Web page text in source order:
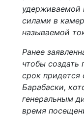
силами в
называемой
Ранее
чтобы создать
срок придется
Барабаски,
генеральным
время